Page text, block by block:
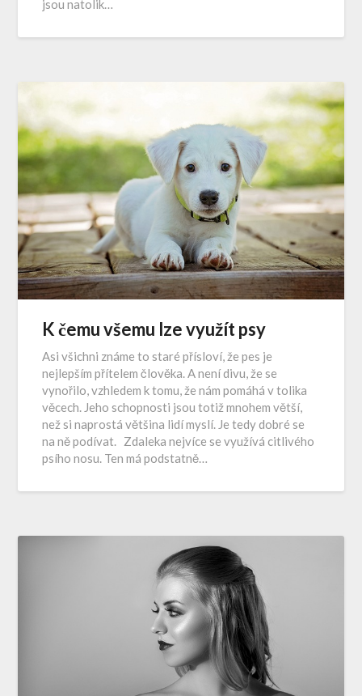
jsou natolik…
K čemu všemu lze využít psy
Asi všichni známe to staré přísloví, že pes je
nejlepším přítelem člověka. A není divu, že se
vynořilo, vzhledem k tomu, že nám pomáhá v tolika
věcech. Jeho schopnosti jsou totiž mnohem větší,
než si naprostá většina lidí myslí. Je tedy dobré se
na ně podívat. Zdaleka nejvíce se využívá citlivého
psího nosu. Ten má podstatně…